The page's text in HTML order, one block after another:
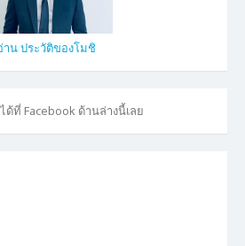
าน ประวัติของโมชิ
ด้ที่ Facebook ด้านล่างนี้เลย